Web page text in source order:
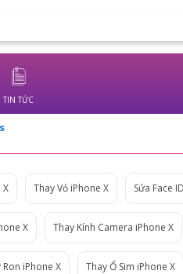
TIN TỨC
X Thay Vỏ iPhone X Sửa Face
X Thay Kính Camera iPhone X
Ron iPhone X Thay Ổ Sim iPhone X